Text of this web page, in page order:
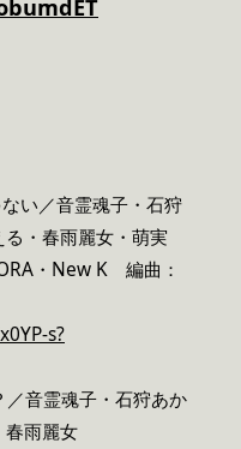
い／音霊魂子・石狩
・春雨麗女・萌実
・New K 編曲：
s?
音霊魂子・石狩あか
春雨麗女